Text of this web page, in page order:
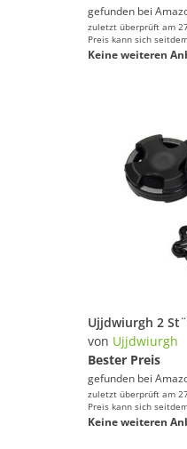
Ujjdwiurgh
gefunden bei
zuletzt überprüft am
Preis kann sich
Keine weiteren
von Ujjdwiurgh
Bester Preis
gefunden bei
zuletzt überprüft am
Preis kann sich
Keine weiteren